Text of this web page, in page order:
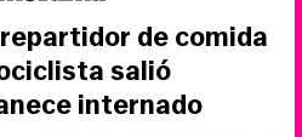
de comida
salió
internado